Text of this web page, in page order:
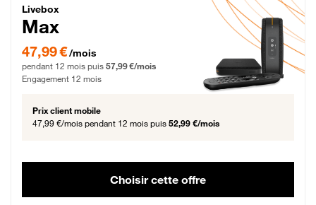
Livebox Max Fibre
Livebox
Max
47,99 € par mois pendant 12 mois puis 57,99 € par mois, Engagement 12 mois
47,99 €/mois
pendant 12 mois puis 57,99 €/mois
Engagement 12 mois
Prix client mobile
47,99 €/mois pendant 12 mois puis 52,99 €/mois
Choisir cette offre